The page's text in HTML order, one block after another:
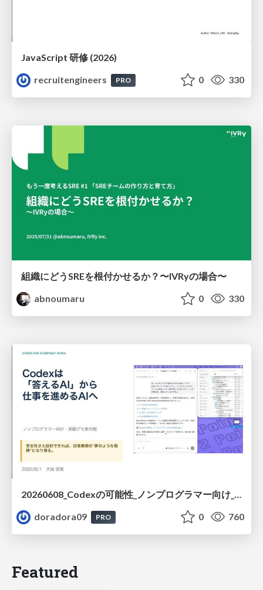
JavaScript 研修 (2026)
recruitengineers
PRO 0 330
組織にどうSREを根付かせるか？〜IVRyの場合〜
abnoumaru
0 330
20260608_Codexの可能性_ノンプログラマー向け_大城追記
doradora09
PRO 0 760
Featured